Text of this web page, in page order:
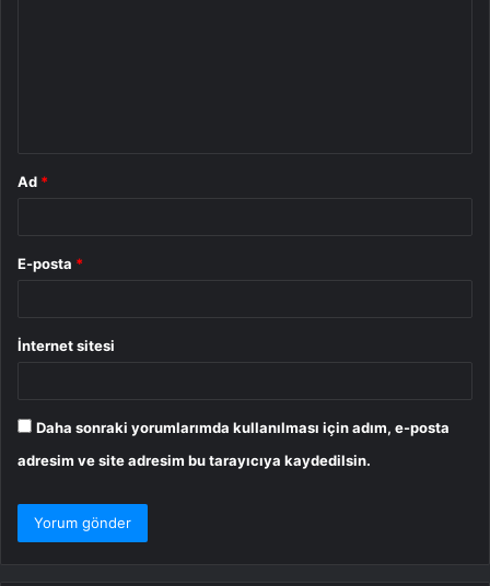
Ad *
E-posta *
İnternet sitesi
Daha sonraki yorumlarımda kullanılması için adım, e-posta
adresim ve site adresim bu tarayıcıya kaydedilsin.